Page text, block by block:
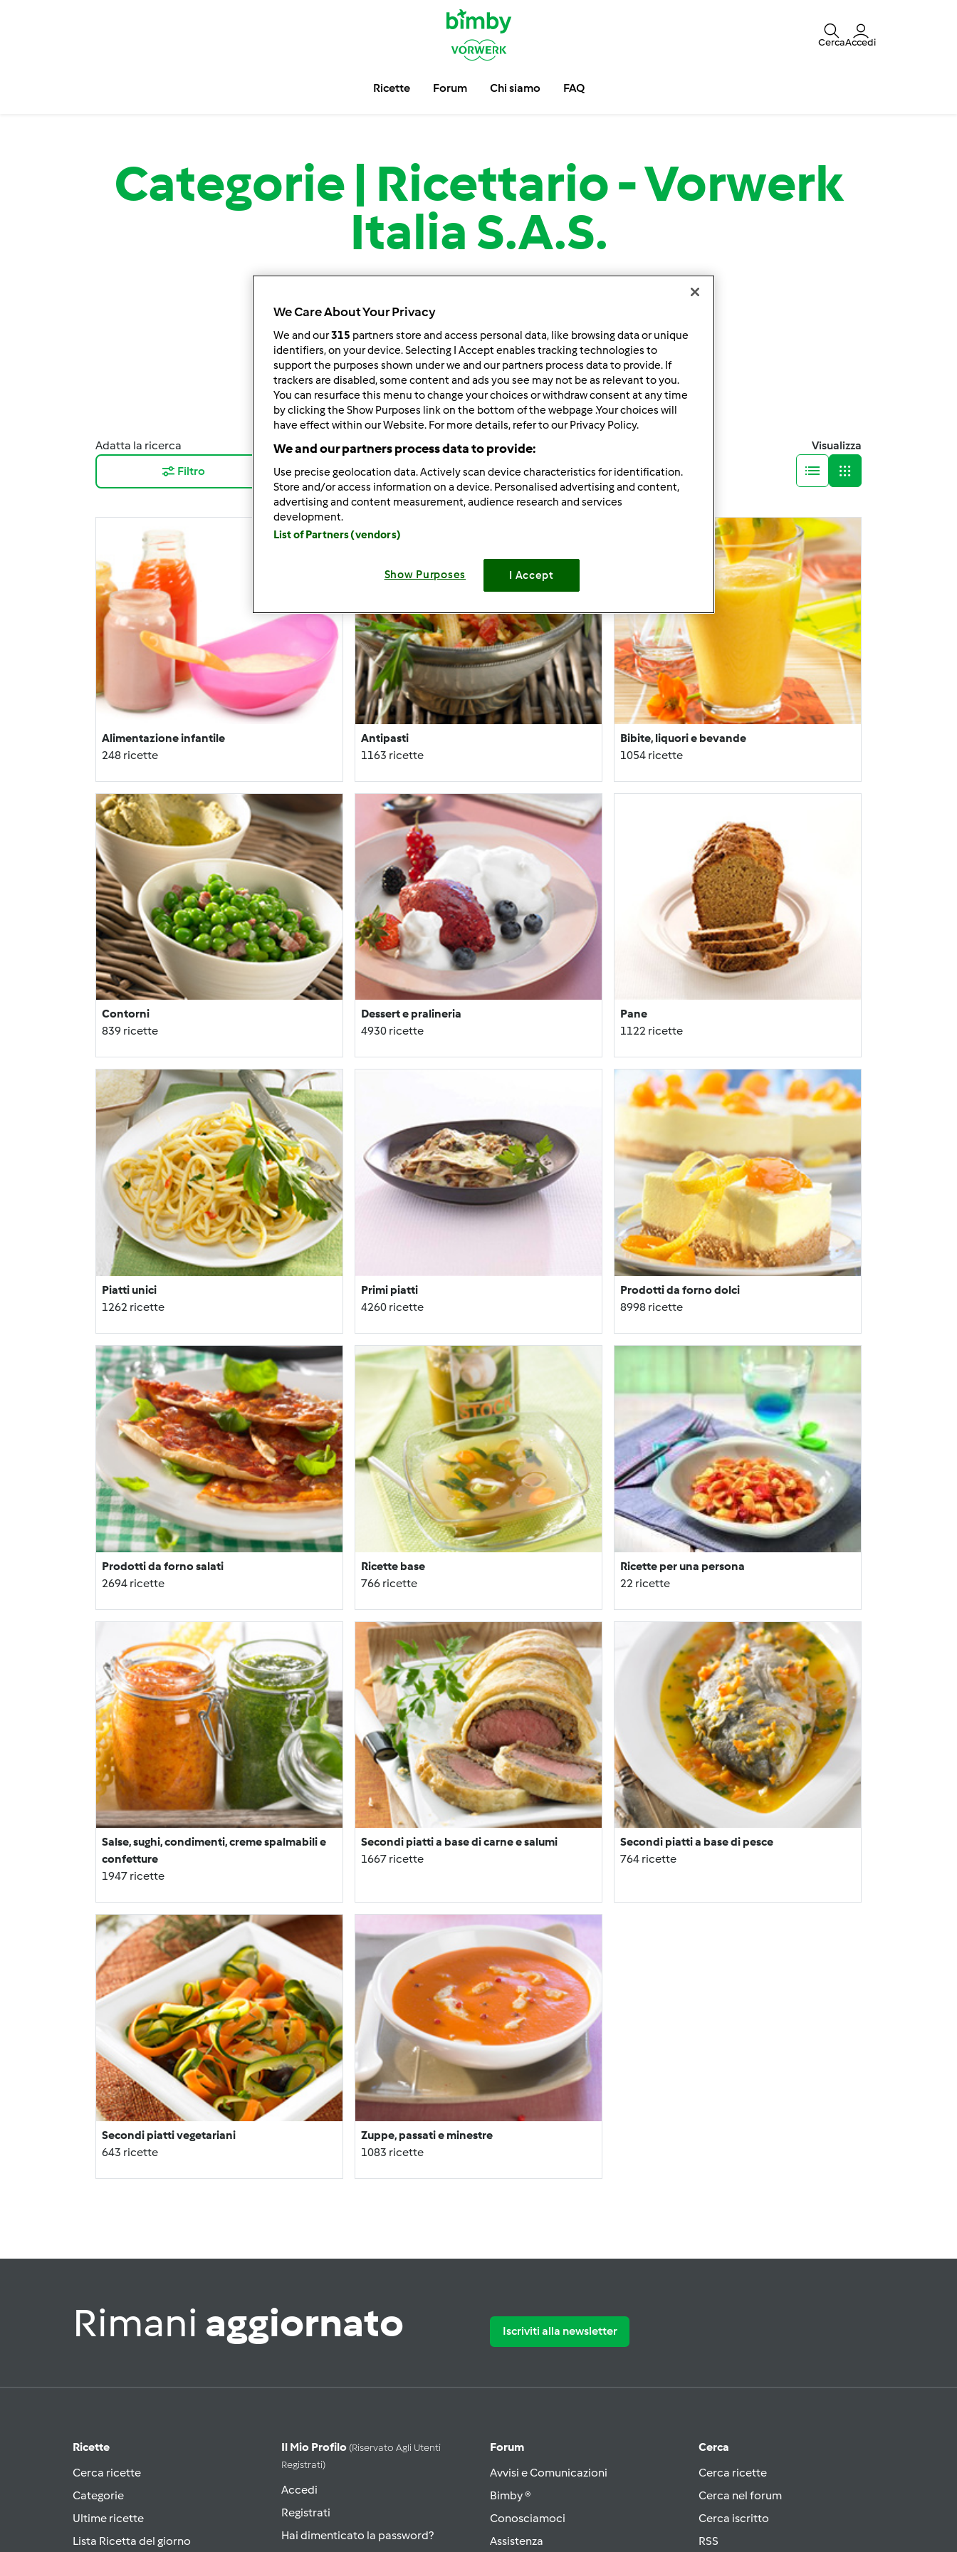
CercaAccedi
Ricette Forum Chi siamo FAQ
Categorie | Ricettario - Vorwerk
Italia S.a.s.
33.462Risultati
Adatta la ricerca
Filtro
Risultati per pagina:
12
Ordina per:
Predefinito
Visualizza
Alimentazione infantile
248 ricette
Antipasti
1163 ricette
Bibite, liquori e bevande
1054 ricette
Contorni
839 ricette
Dessert e pralineria
4930 ricette
Pane
1122 ricette
Piatti unici
1262 ricette
Primi piatti
4260 ricette
Prodotti da forno dolci
8998 ricette
Prodotti da forno salati
2694 ricette
Ricette base
766 ricette
Ricette per una persona
22 ricette
Salse, sughi, condimenti, creme spalmabili e
confetture
1947 ricette
Secondi piatti a base di carne e salumi
1667 ricette
Secondi piatti a base di pesce
764 ricette
Secondi piatti vegetariani
643 ricette
Zuppe, passati e minestre
1083 ricette
Rimani aggiornato Iscriviti alla newsletter
Ricette
Cerca ricette
Categorie
Ultime ricette
Lista Ricetta del giorno
Il Mio Profilo (riservato Agli Utenti
Registrati)
Accedi
Registrati
Hai dimenticato la password?
Forum
Avvisi e Comunicazioni
Bimby ®
Conosciamoci
Assistenza
Cerca
Cerca ricette
Cerca nel forum
Cerca iscritto
RSS
We Care About Your Privacy
We and our315 partners store and access personal data, like browsing data or unique
identifiers, on your device. Selecting I Accept enables tracking technologies to
support the purposes shown under we and our partners process data to provide. If
trackers are disabled, some content and ads you see may not be as relevant to you.
You can resurface this menu to change your choices or withdraw consent at any time
by clicking the Show Purposes link on the bottom of the webpage .Your choices will
have effect within our Website. For more details, refer to our Privacy Policy.
We and our partners process data to provide:
Use precise geolocation data. Actively scan device characteristics for identification.
Store and/or access information on a device. Personalised advertising and content,
advertising and content measurement, audience research and services
development.
List of Partners (vendors)
Show Purposes I Accept